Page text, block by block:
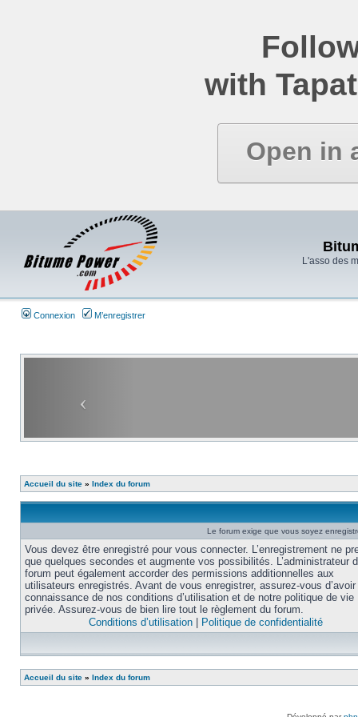
with
Open in
L'asso des
Connexion M’enregistrer
Accueil du site » Index du forum
Le forum exige que vous soyez
Vous devez être enregistré pour vous connecter. L’enregistrement ne
que quelques secondes et augmente vos possibilités. L’administrateur
forum peut également accorder des permissions additionnelles aux
utilisateurs enregistrés. Avant de vous enregistrer, assurez-vous
connaissance de nos conditions d’utilisation et de notre politique de vie
privée. Assurez-vous de bien lire tout le règlement du forum.
Conditions d’utilisation
Politique de confidentialité
Accueil du site » Index du forum